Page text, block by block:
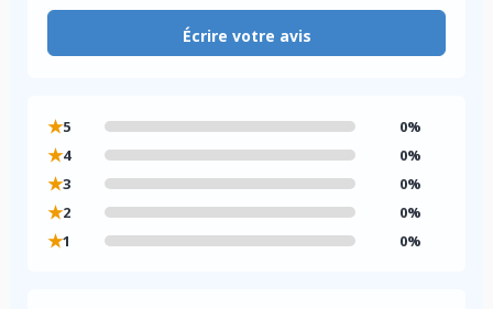
Écrire votre avis
★5 0%
★4 0%
★3 0%
★2 0%
★1 0%